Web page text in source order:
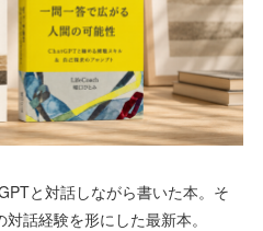
と対話しながら書いた本。そ
話経験を形にした最新本。